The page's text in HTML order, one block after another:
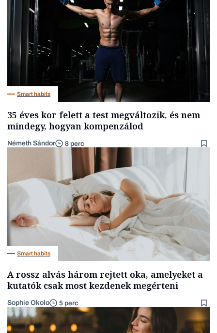
Smart habits
35 éves kor felett a test megváltozik, és nem
mindegy, hogyan kompenzálod
Németh Sándor 8 perc
Smart habits
A rossz alvás három rejtett oka, amelyeket a
kutatók csak most kezdenek megérteni
Sophie Okolo 5 perc